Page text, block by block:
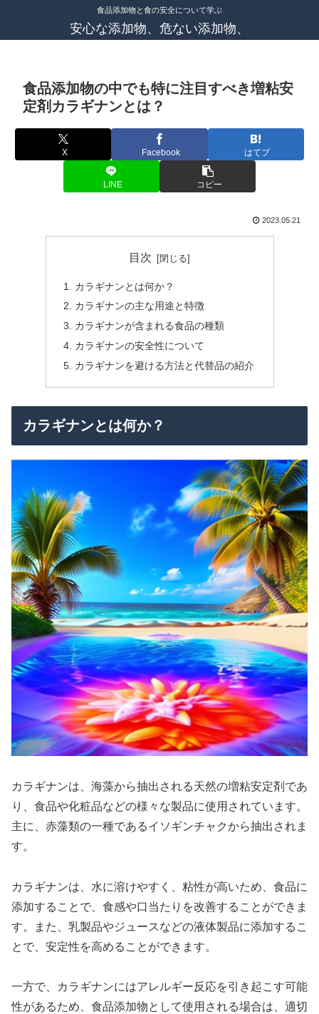
食品添加物と食の安全について学ぶ
安心な添加物、危ない添加物、
食品添加物の中でも特に注目すべき増粘安
定剤カラギナンとは？
X Facebook はてブ
LINE コピー
2023.05.21
目次
カラギナンとは何か？
カラギナンの主な用途と特徴
カラギナンが含まれる食品の種類
カラギナンの安全性について
カラギナンを避ける方法と代替品の紹介
カラギナンとは何か？
カラギナンは、海藻から抽出される天然の増粘安定剤であ
り、食品や化粧品などの様々な製品に使用されています。
主に、赤藻類の一種であるイソギンチャクから抽出されま
す。
カラギナンは、水に溶けやすく、粘性が高いため、食品に
添加することで、食感や口当たりを改善することができま
す。また、乳製品やジュースなどの液体製品に添加するこ
とで、安定性を高めることができます。
一方で、カラギナンにはアレルギー反応を引き起こす可能
性があるため、食品添加物として使用される場合は、適切